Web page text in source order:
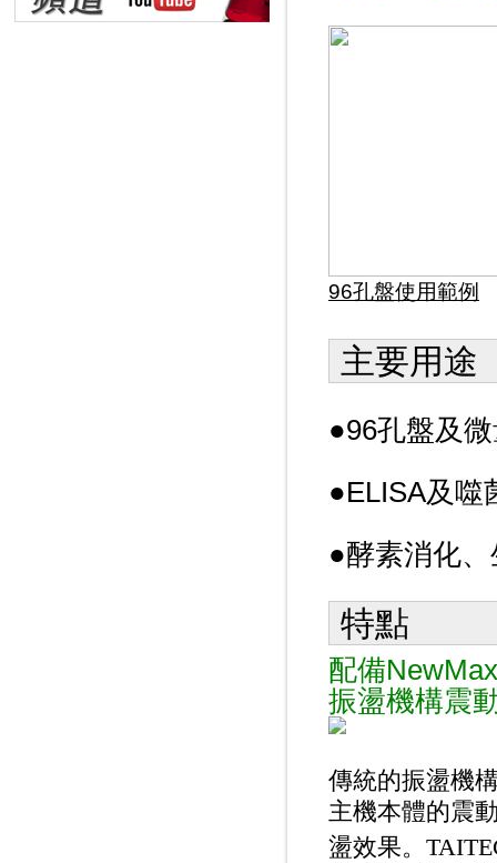
96孔盤使用範例
主要用途
●96孔盤及
●ELISA及噬
●酵素消化
特點
配備
振盪機構震
傳統的振盪機
主機本體的震
盪效果。